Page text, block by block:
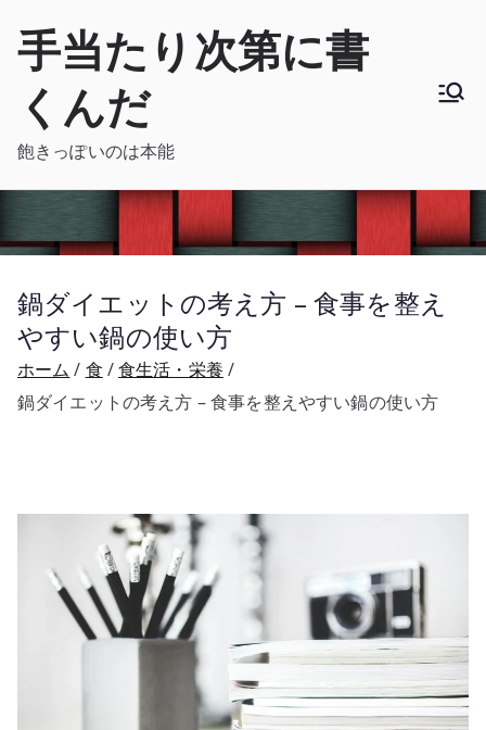
手当たり次第に書
くんだ
飽きっぽいのは本能
鍋ダイエットの考え方 – 食事を整え
やすい鍋の使い方
ホーム 食
食生活・栄養
鍋ダイエットの考え方 – 食事を整えやすい鍋の使い方